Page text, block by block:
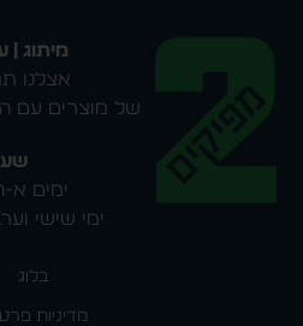
מיתוג |
אצלנו
של מוצרים עם
ימים א-ה 16:00 –
ימי שישי וערבי חג
בלוג
מדיניות